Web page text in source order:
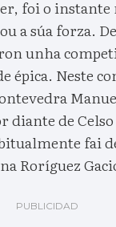
foi o instante
a súa forza.
unha
épica. Neste
diante de
fai
Roríguez